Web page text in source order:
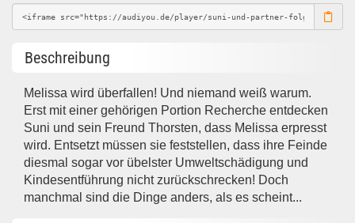
Beschreibung
Melissa wird überfallen! Und niemand weiß warum.
Erst mit einer gehörigen Portion Recherche entdecken
Suni und sein Freund Thorsten, dass Melissa erpresst
wird. Entsetzt müssen sie feststellen, dass ihre Feinde
diesmal sogar vor übelster Umweltschädigung und
Kindesentführung nicht zurückschrecken! Doch
manchmal sind die Dinge anders, als es scheint...